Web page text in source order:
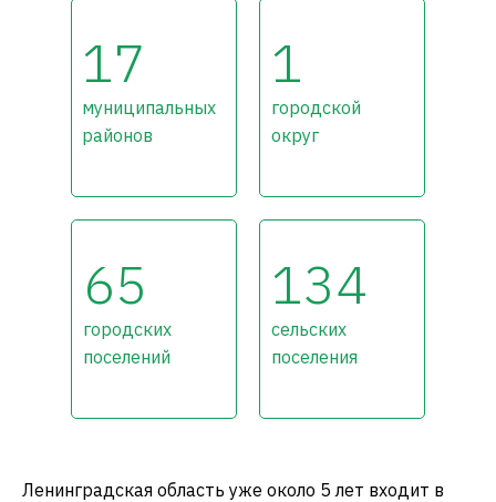
муниципальных
районов
17
городской
округ
1
городских
поселений
65
сельских
поселения
134
Ленинградская область уже около 5 лет входит в